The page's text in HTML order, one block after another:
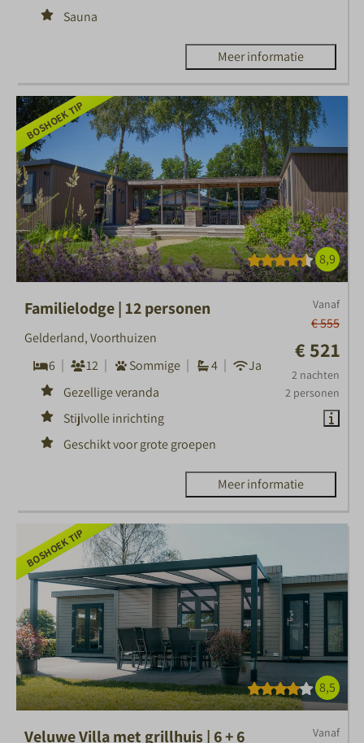
Sauna
Meer informatie
BOSHOEK TIP
8,9
Vanaf
€ 555
€ 521
2 nachten
2 personen
Familielodge | 12 personen
Gelderland, Voorthuizen
6
12 Sommige 4
Ja
Gezellige veranda
Stijlvolle inrichting
Geschikt voor grote groepen
Meer informatie
BOSHOEK TIP
8,5
Vanaf
Veluwe Villa met grillhuis | 6 + 6